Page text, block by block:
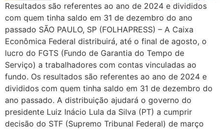
Resultados são referentes ao ano de 2024 e divididos
com quem tinha saldo em 31 de dezembro do ano
passado SÃO PAULO, SP (FOLHAPRESS) – A Caixa
Econômica Federal distribuirá, até o final de agosto, o
lucro do FGTS (Fundo de Garantia do Tempo de
Serviço) a trabalhadores com contas vinculadas ao
fundo. Os resultados são referentes ao ano de 2024 e
divididos com quem tinha saldo em 31 de dezembro do
ano passado. A distribuição ajudará o governo do
presidente Luiz Inácio Lula da Silva (PT) a cumprir
decisão do STF (Supremo Tribunal Federal) de março